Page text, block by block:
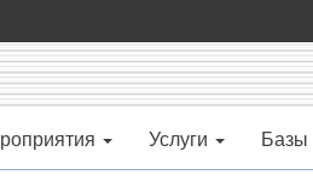
Услуги Базы